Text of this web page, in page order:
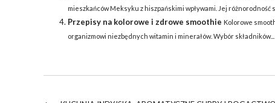
mieszkańców Meksyku z hiszpańskimi wpływami. Jej różnorodność
Przepisy na kolorowe i zdrowe smoothie Kolorowe
organizmowi niezbędnych witamin i minerałów. Wybór składników...